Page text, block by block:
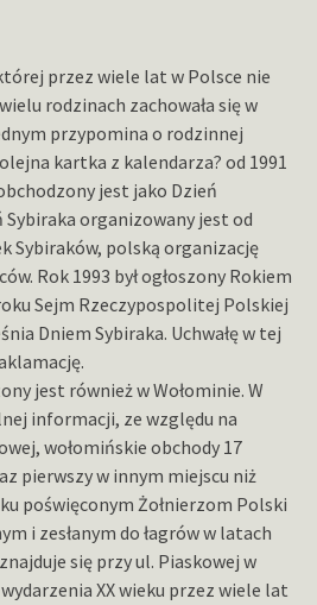
przez wiele lat w Polsce nie
rodzinach zachowała się w
przypomina o rodzinnej
kartka z kalendarza? od 1991
jest jako Dzień
Sybiraka organizowany jest od
Sybiraków, polską organizację
Rok 1993 był ogłoszony Rokiem
Sejm Rzeczypospolitej Polskiej
Dniem Sybiraka. Uchwałę w tej
jest również w Wołominie. W
informacji, ze względu na
wołomińskie obchody 17
pierwszy w innym miejscu niż
poświęconym Żołnierzom Polski
i zesłanym do łagrów w latach
się przy ul. Piaskowej w
XX wieku przez wiele lat